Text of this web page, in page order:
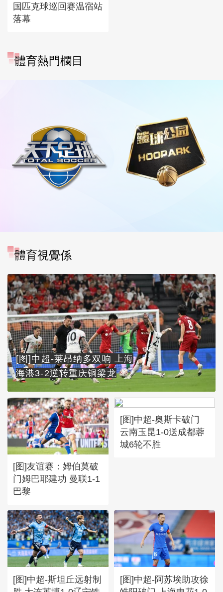
国匹克球巡回赛温宿站
落幕
體育熱門欄目
體育視覺係
[图]中超-莱昂纳多双响 上海
海港3-2逆转重庆铜梁龙
[图]友谊赛：姆伯莫破
门姆巴耶建功 曼联1-1
巴黎
[图]中超-奥斯卡破门
云南玉昆1-0送成都蓉
城6轮不胜
[图]中超-斯坦丘远射制
[图]中超-阿苏埃助攻徐